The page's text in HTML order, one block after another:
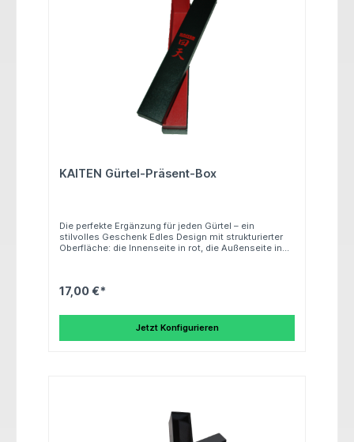
KAITEN Gürtel-Präsent-Box
Die perfekte Ergänzung für jeden Gürtel – ein
stilvolles Geschenk Edles Design mit strukturierter
Oberfläche: die Innenseite in rot, die Außenseite in
17,00 €*
Jetzt Konfigurieren